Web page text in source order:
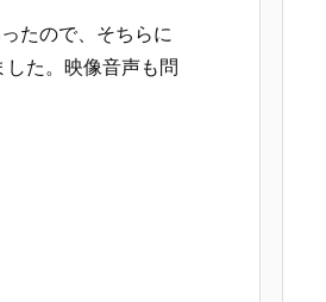
たので、そちらに
た。映像音声も問